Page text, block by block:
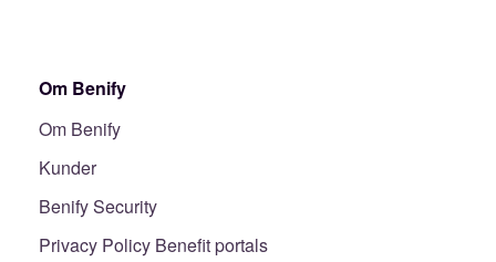
Om Benify
Om Benify
Kunder
Benify Security
Privacy Policy Benefit portals